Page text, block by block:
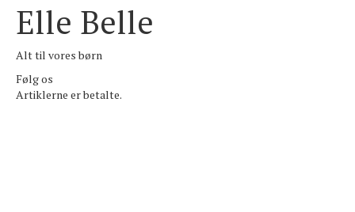
Elle Belle
Alt til vores børn
Følg os